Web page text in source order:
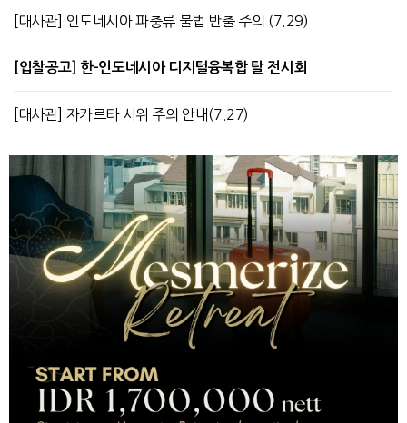
[대사관] 인도네시아 파충류 불법 반출 주의 (7.29)
[입찰공고] 한-인도네시아 디지털융복합 탈 전시회
[대사관] 자카르타 시위 주의 안내(7.27)